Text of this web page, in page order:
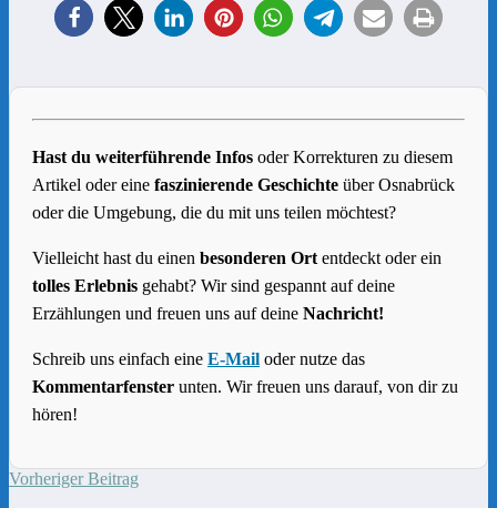
Hast du weiterführende Infos oder Korrekturen zu diesem
Artikel oder eine faszinierende Geschichte über Osnabrück
oder die Umgebung, die du mit uns teilen möchtest?
Vielleicht hast du einen besonderen Ort entdeckt oder ein
tolles Erlebnis gehabt? Wir sind gespannt auf deine
Erzählungen und freuen uns auf deine Nachricht!
Schreib uns einfach eine E-Mail oder nutze das
Kommentarfenster unten. Wir freuen uns darauf, von dir zu
hören!
Vorheriger Beitrag